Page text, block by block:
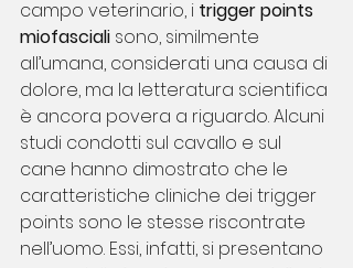
campo veterinario, i trigger points
miofasciali sono, similmente
all’umana, considerati una causa di
dolore, ma la letteratura scientifica
è ancora povera a riguardo. Alcuni
studi condotti sul cavallo e sul
cane hanno dimostrato che le
caratteristiche cliniche dei trigger
points sono le stesse riscontrate
nell’uomo. Essi, infatti, si presentano